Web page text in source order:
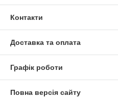
Контакти
Доставка та оплата
Графік роботи
Повна версія сайту